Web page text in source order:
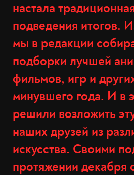
настала
подведения итогов.
мы в редакции
подборки лучшей
фильмов, игр и
минувшего года. И в
решили возложить
наших друзей из
искусства. Своими
протяжении декабря